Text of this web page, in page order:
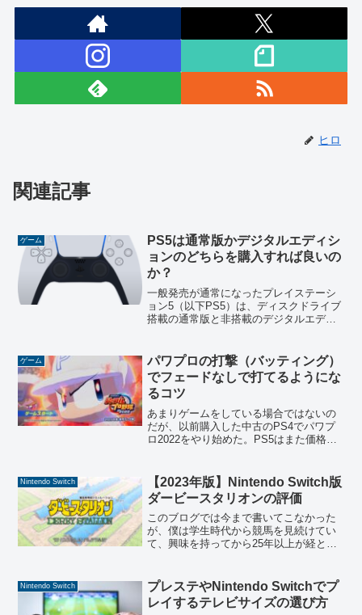
ヒロ
関連記事
ゲーム
PS5は通常版かデジタルエディシ
ョンのどちらを購入すれば良いの
か？
一般発売が通常になったプレイステーシ
ョン5（以下PS5）は、ディスクドライブ
搭載の通常版と非搭載のデジタルエディ
と思っている人も多いだろう。僕はディ
スクドライブ搭載...
ゲーム
パワプロの打撃（バッティング）
でフェードなしで打てるようにな
るコツ
あまりゲームをしている場合ではないの
だが、以前購入した中古のPS4でパワプ
ロ2022をやり始めた。PS5はまた価格が
2022年版に関わらず、旧作のパワプロを
プレイして...
Nintendo Switch
【2023年版】Nintendo Switch版
ダービースタリオンの評価
このブログでは今まで書いてこなかった
が、僕は学生時代から競馬を見続けてい
て、興味を持ってから25年以上が経とう
て、ウイニングポストなどのプレイ経験
もあるのだが、今はN...
Nintendo Switch
プレステやNintendo Switchでプ
レイするテレビサイズの選び方